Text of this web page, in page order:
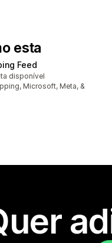
esta
Feed
disponível
Microsoft, Meta, &